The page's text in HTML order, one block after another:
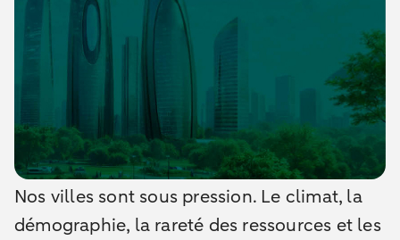
Nos villes sont sous pression. Le climat, la
démographie, la rareté des ressources et les